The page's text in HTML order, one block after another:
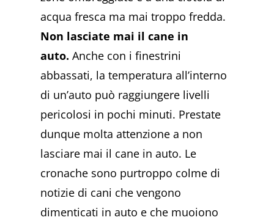
acqua fresca ma mai troppo fredda.
Non lasciate mai il cane in
auto. Anche con i finestrini
abbassati, la temperatura all’interno
di un’auto può raggiungere livelli
pericolosi in pochi minuti. Prestate
dunque molta attenzione a non
lasciare mai il cane in auto. Le
cronache sono purtroppo colme di
notizie di cani che vengono
dimenticati in auto e che muoiono